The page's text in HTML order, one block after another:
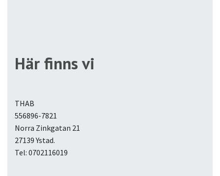
Här finns vi
THAB
556896-7821
Norra Zinkgatan 21
27139 Ystad.
Tel: 0702116019